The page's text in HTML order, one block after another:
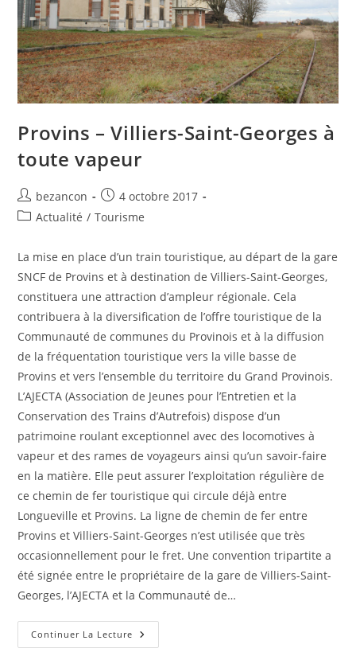
Provins – Villiers-Saint-Georges à
toute vapeur
Auteur/autrice
de
bezancon
Publication
publiée :
4 octobre 2017
PostActualité / Tourisme
La mise en place d’un train touristique, au départ de la gare
SNCF de Provins et à destination de Villiers-Saint-Georges,
constituera une attraction d’ampleur régionale. Cela
contribuera à la diversification de l’offre touristique de la
Communauté de communes du Provinois et à la diffusion
de la fréquentation touristique vers la ville basse de
Provins et vers l’ensemble du territoire du Grand Provinois.
L’AJECTA (Association de Jeunes pour l’Entretien et la
Conservation des Trains d’Autrefois) dispose d’un
patrimoine roulant exceptionnel avec des locomotives à
vapeur et des rames de voyageurs ainsi qu’un savoir-faire
en la matière. Elle peut assurer l’exploitation régulière de
ce chemin de fer touristique qui circule déjà entre
Longueville et Provins. La ligne de chemin de fer entre
Provins et Villiers-Saint-Georges n’est utilisée que très
occasionnellement pour le fret. Une convention tripartite a
été signée entre le propriétaire de la gare de Villiers-Saint-
Georges, l’AJECTA et la Communauté de…
Continuer La Lecture Provins
–